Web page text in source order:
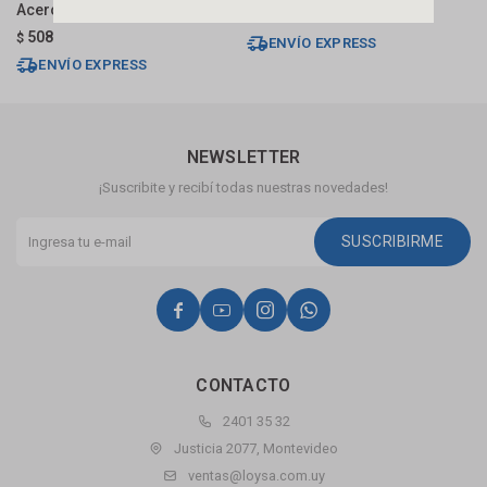
Acero Inox.304 Blukit
$ 508
ENVÍO EXPRESS
ENVÍO EXPRESS
CONTACTO
2401 35 32
Justicia 2077, Montevideo
ventas@loysa.com.uy
NEWSLETTER
¡Suscribite y recibí todas nuestras novedades!
SUSCRIBIRME
   